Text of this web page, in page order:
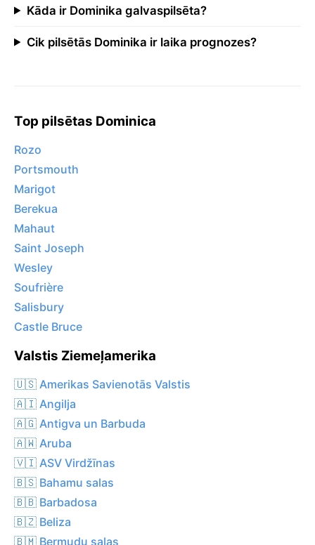
Kāda ir Dominika galvaspilsēta?
Cik pilsētās Dominika ir laika prognozes?
Top pilsētas Dominica
Rozo
Portsmouth
Marigot
Berekua
Mahaut
Saint Joseph
Wesley
Soufrière
Salisbury
Castle Bruce
Valstis Ziemeļamerika
🇺🇸 Amerikas Savienotās Valstis
🇦🇮 Angilja
🇦🇬 Antigva un Barbuda
🇦🇼 Aruba
🇻🇮 ASV Virdžīnas
🇧🇸 Bahamu salas
🇧🇧 Barbadosa
🇧🇿 Beliza
🇧🇲 Bermudu salas